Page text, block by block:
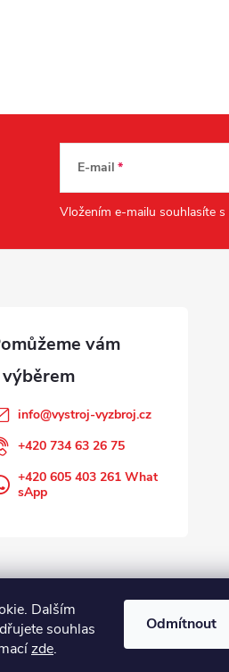
Dalším
souhlas
zde.
Odmítnout
E-mail
Vložením e-mailu souhlasíte s
info@vystroj-vyzbroj.cz
+420 734 63 26 75
+420 605 403 261 What
sApp